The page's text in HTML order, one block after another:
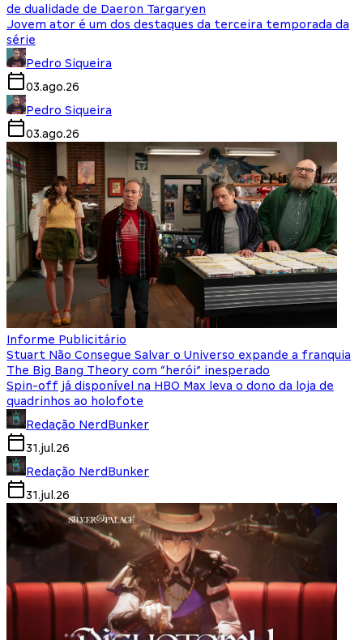
de dualidade de Daeron Targaryen
Jovem ator é um dos destaques da terceira temporada da
série
Pedro Siqueira
03.ago.26
Pedro Siqueira
03.ago.26
Informe Publicitário
Stuart Não Consegue Salvar o Universo expande a franquia
The Big Bang Theory com “herói” inesperado
Spin-off já disponível na HBO Max leva o dono da loja de
quadrinhos ao holofote
Redação NerdBunker
31.jul.26
Redação NerdBunker
31.jul.26